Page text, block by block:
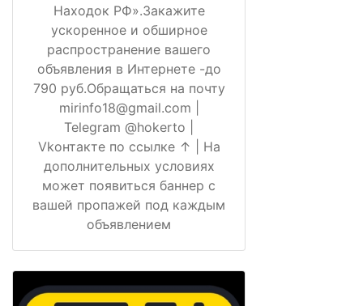
Находок РФ».Закажите
ускоренное и обширное
распространение вашего
объявления в Интернете -до
790 руб.Обращаться на почту
mirinfo18@gmail.com |
Telegram @hokerto |
Vkонтакте по ссылке ↑ | На
дополнительных условиях
может появиться баннер с
вашей пропажей под каждым
объявлением